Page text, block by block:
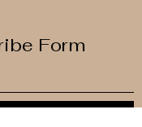
Form